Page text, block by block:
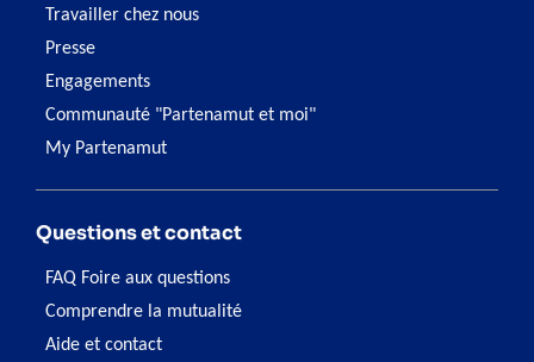
Travailler chez nous
Presse
Engagements
Communauté "Partenamut et moi"
My Partenamut
Questions et contact
FAQ Foire aux questions
Comprendre la mutualité
Aide et contact